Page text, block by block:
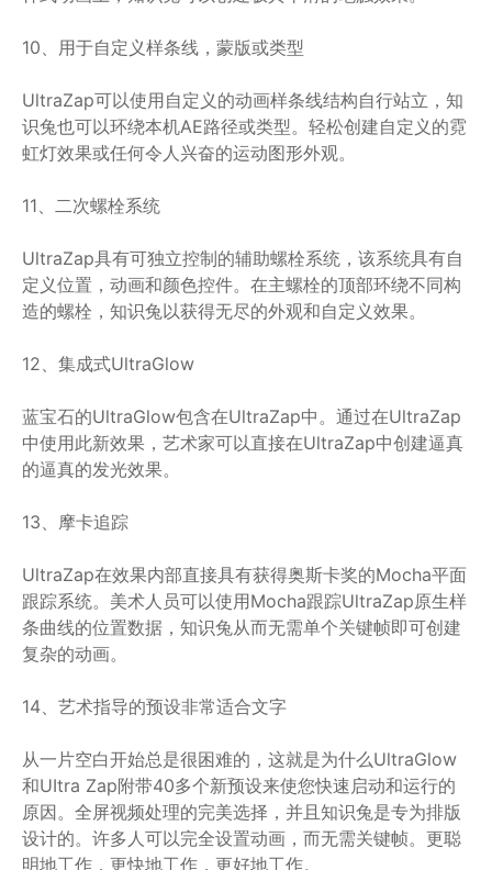
10、用于自定义样条线，蒙版或类型
UltraZap可以使用自定义的动画样条线结构自行站立，知
识兔也可以环绕本机AE路径或类型。轻松创建自定义的霓
虹灯效果或任何令人兴奋的运动图形外观。
11、二次螺栓系统
UltraZap具有可独立控制的辅助螺栓系统，该系统具有自
定义位置，动画和颜色控件。在主螺栓的顶部环绕不同构
造的螺栓，知识兔以获得无尽的外观和自定义效果。
12、集成式UltraGlow
蓝宝石的UltraGlow包含在UltraZap中。通过在UltraZap
中使用此新效果，艺术家可以直接在UltraZap中创建逼真
的逼真的发光效果。
13、摩卡追踪
UltraZap在效果内部直接具有获得奥斯卡奖的Mocha平面
跟踪系统。美术人员可以使用Mocha跟踪UltraZap原生样
条曲线的位置数据，知识兔从而无需单个关键帧即可创建
复杂的动画。
14、艺术指导的预设非常适合文字
从一片空白开始总是很困难的，这就是为什么UltraGlow
和UItra Zap附带40多个新预设来使您快速启动和运行的
原因。全屏视频处理的完美选择，并且知识兔是专为排版
设计的。许多人可以完全设置动画，而无需关键帧。更聪
明地工作，更快地工作，更好地工作。